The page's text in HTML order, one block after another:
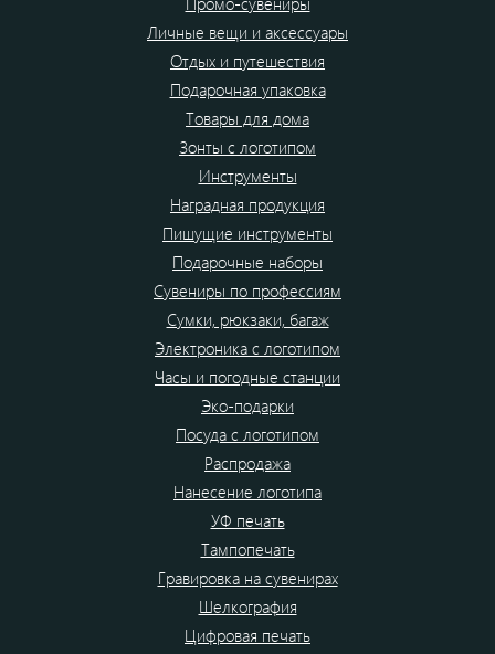
Личные вещи и аксессуары
Отдых и путешествия
Подарочная упаковка
Товары для дома
Зонты с логотипом
Инструменты
Наградная продукция
Пишущие инструменты
Подарочные наборы
Сувениры по профессиям
Сумки, рюкзаки, багаж
Электроника с логотипом
Часы и погодные станции
Эко-подарки
Посуда с логотипом
Распродажа
Нанесение логотипа
УФ печать
Тампопечать
Гравировка на сувенирах
Шелкография
Цифровая печать